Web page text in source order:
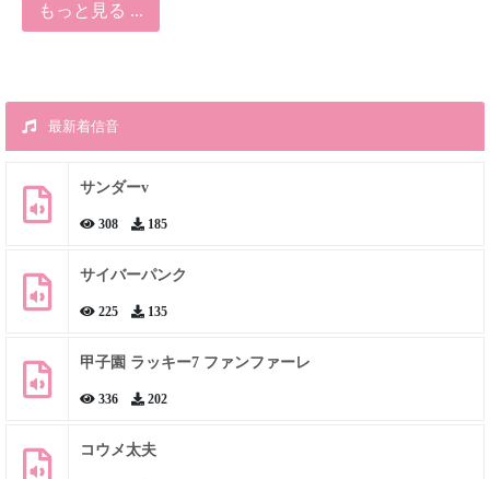
もっと見る ...
最新着信音
サンダーv
308 185
サイバーパンク
225 135
甲子園 ラッキー7 ファンファーレ
336 202
コウメ太夫